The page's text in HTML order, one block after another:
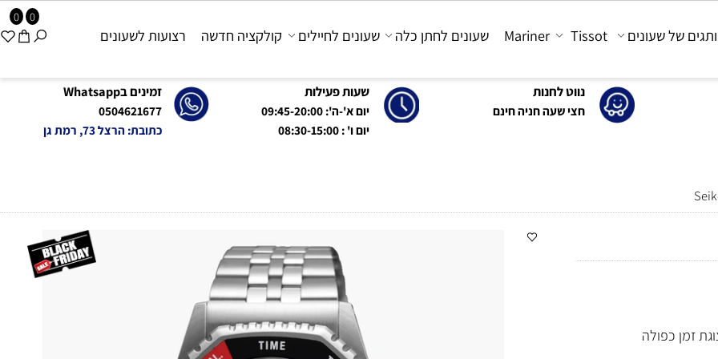
נווט לחנות
חצי שעה חניה חינם
שעות פעילות
יום א'-ה': 09:45-20:00
יום ו' : 08:30-15:00
זמינים בWhatsapp
0504621677
כתובת: הרצל 73, רמת גן
0 0
של שעונים Tissot
Mariner שעונים לחתן כלה שעונים לחיילים קולקציה חדשה רצועות לשעונים